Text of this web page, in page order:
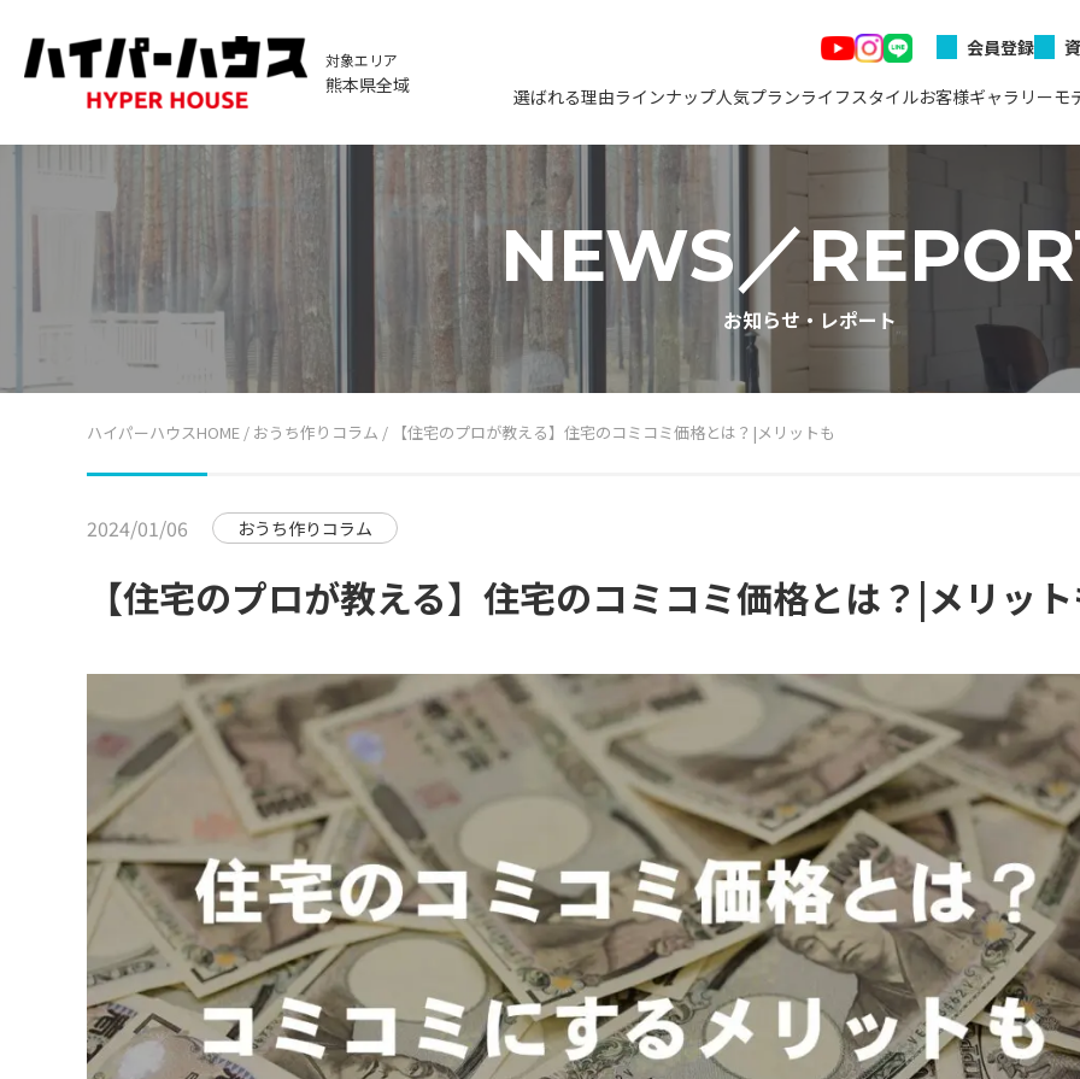
対象エリア
熊本県全域
会員登録
選ばれる理由ラインナップ人気プランライフスタイルお客様ギャラリーモ
NEWS／
お知らせ・レポート
ハイパーハウスHOME / おうち作りコラム / 【住宅のプロが教える】住宅のコミコミ価格とは？|メリットも
2024/01/06 おうち作りコラム
【住宅のプロが教える】住宅のコミコミ価格とは？|メリッ